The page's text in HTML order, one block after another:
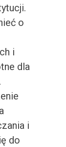
o
i
dla
i
do